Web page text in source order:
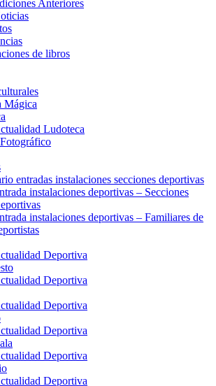
Anteriores
de libros
Mágica
Ludoteca
entradas instalaciones secciones deportivas
instalaciones deportivas – Secciones
instalaciones deportivas – Familiares de
Deportiva
Deportiva
Deportiva
Deportiva
Deportiva
Deportiva